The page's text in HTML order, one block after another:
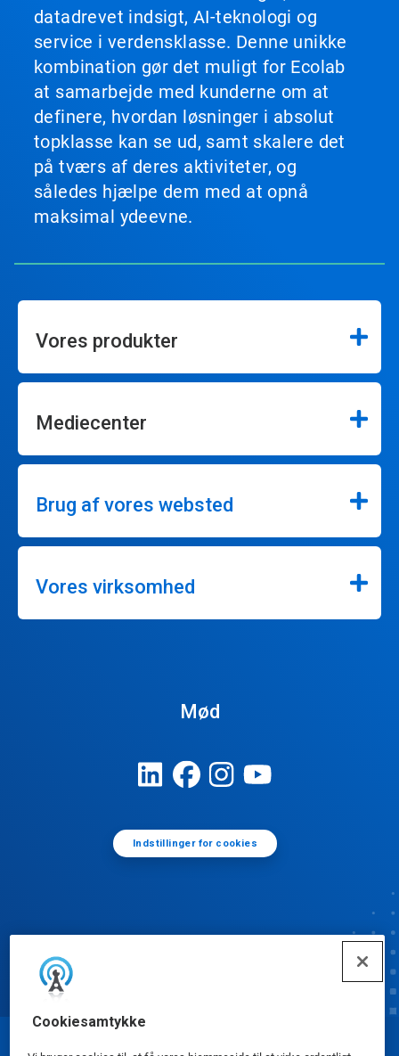
Cookiesamtykke
datadrevet indsigt, AI-teknologi og
service i verdensklasse. Denne unikke
kombination gør det muligt for Ecolab
at samarbejde med kunderne om at
definere, hvordan løsninger i absolut
topklasse kan se ud, samt skalere det
på tværs af deres aktiviteter, og
således hjælpe dem med at opnå
maksimal ydeevne.
Vores produkter
Mediecenter
Brug af vores websted
Vores virksomhed
Mød
Indstillinger for cookies